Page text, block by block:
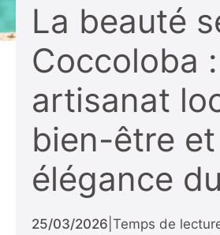
La beauté
Coccoloba
artisanat
bien-être et
élégance
25/03/2026 Temps de